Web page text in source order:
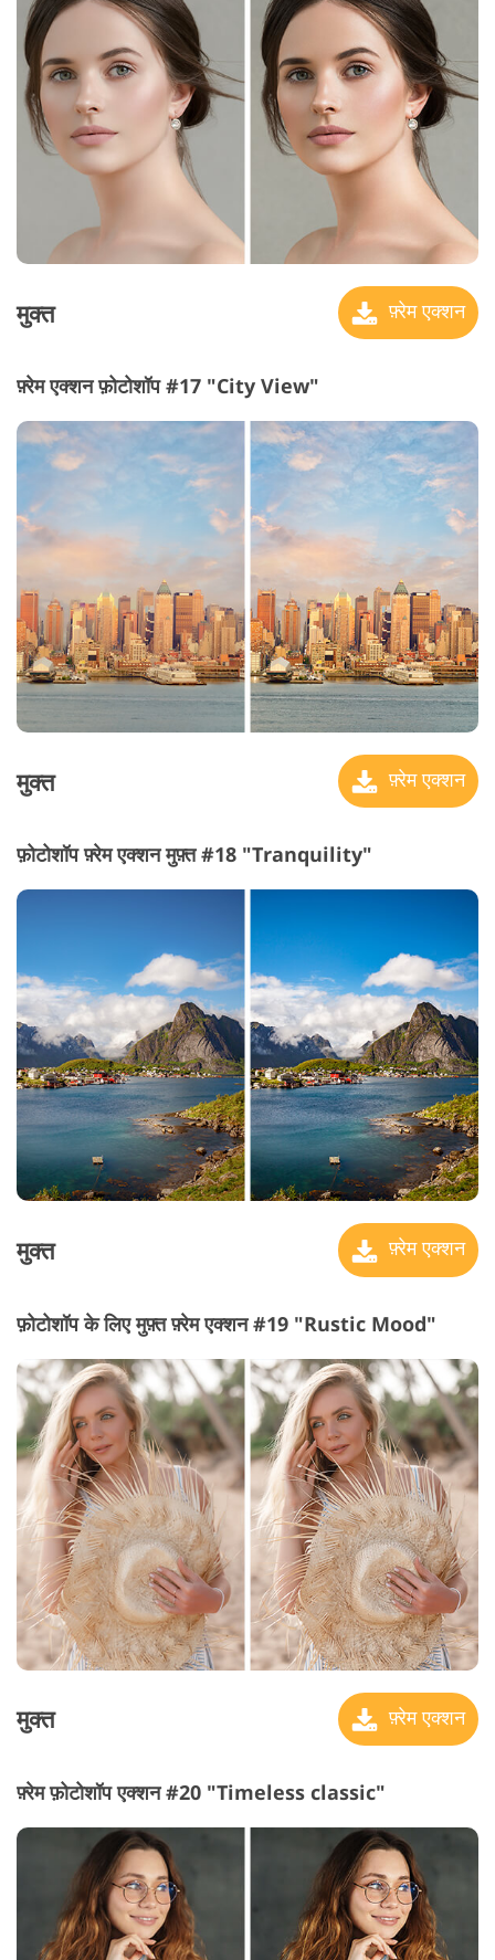
मुक्त फ़्रेम एक्शन
फ़्रेम एक्शन फ़ोटोशॉप #17 "City View"
मुक्त फ़्रेम एक्शन
फ़ोटोशॉप फ़्रेम एक्शन मुफ़्त #18 "Tranquility"
मुक्त फ़्रेम एक्शन
फ़ोटोशॉप के लिए मुफ़्त फ़्रेम एक्शन #19 "Rustic Mood"
मुक्त फ़्रेम एक्शन
फ़्रेम फ़ोटोशॉप एक्शन #20 "Timeless classic"